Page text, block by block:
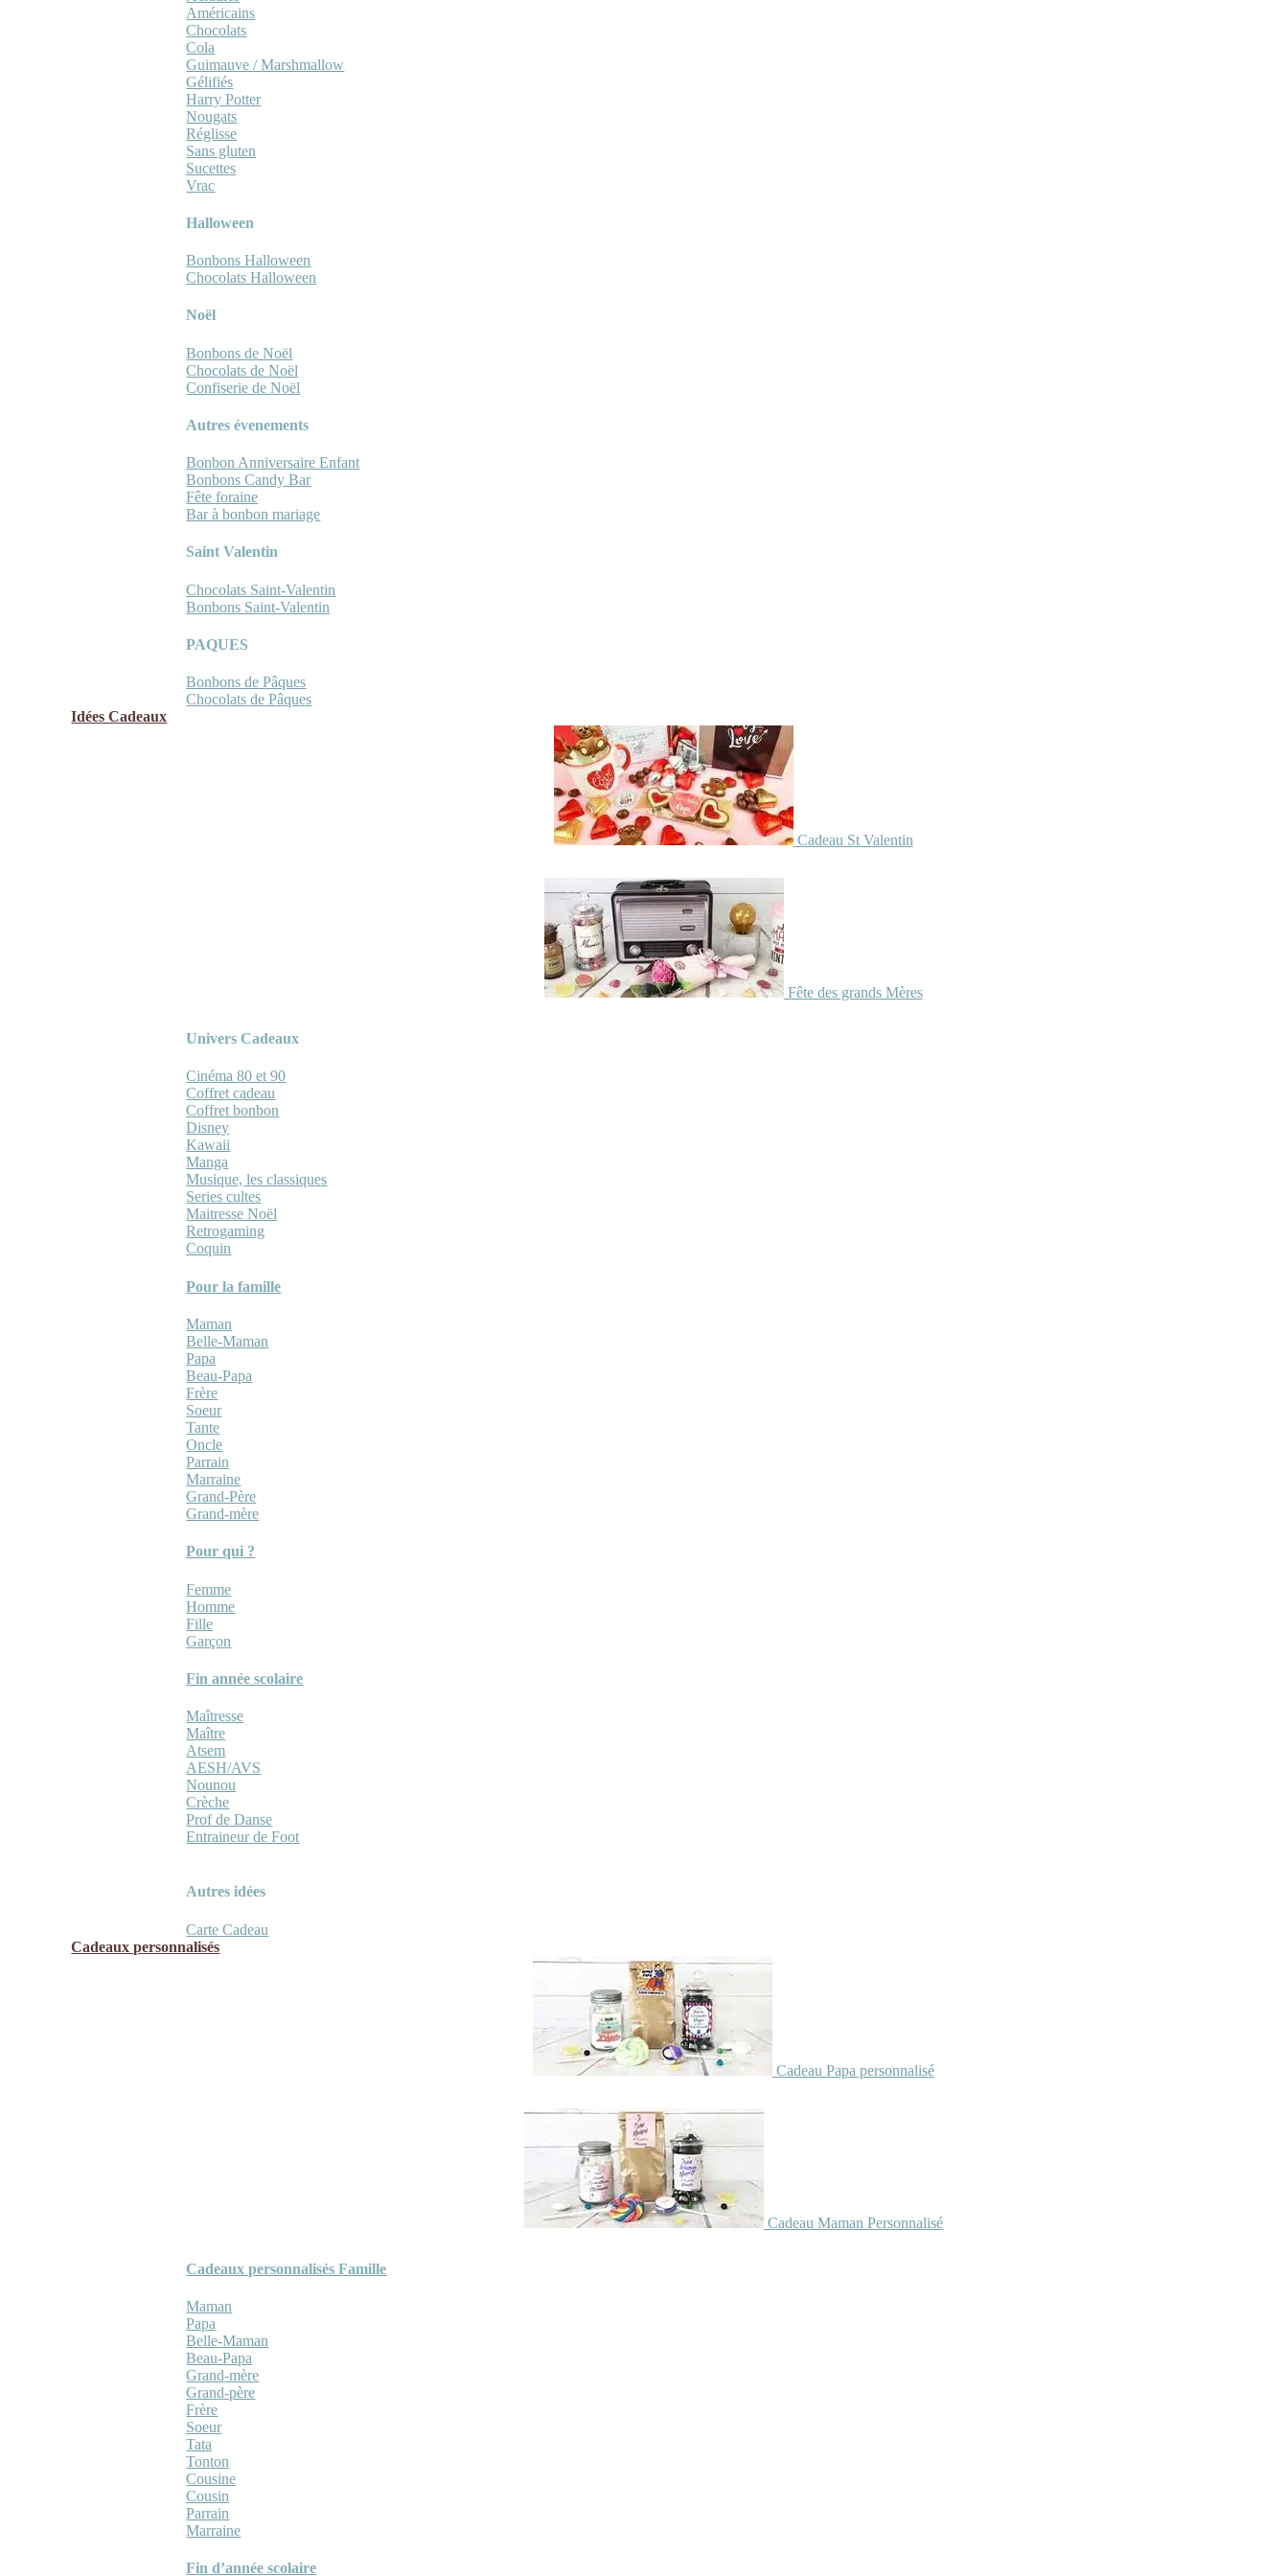
Américains
Chocolats
Cola
Guimauve / Marshmallow
Gélifiés
Harry Potter
Nougats
Réglisse
Sans gluten
Sucettes
Vrac
Halloween
Bonbons Halloween
Chocolats Halloween
Noël
Bonbons de Noël
Chocolats de Noël
Confiserie de Noël
Autres évenements
Bonbon Anniversaire Enfant
Bonbons Candy Bar
Fête foraine
Bar à bonbon mariage
Saint Valentin
Chocolats Saint-Valentin
Bonbons Saint-Valentin
PAQUES
Bonbons de Pâques
Chocolats de Pâques
Idées Cadeaux
Cadeau St Valentin
Fête des grands Mères
Univers Cadeaux
Cinéma 80 et 90
Coffret cadeau
Coffret bonbon
Disney
Kawaii
Manga
Musique, les classiques
Series cultes
Maitresse Noël
Retrogaming
Coquin
Pour la famille
Maman
Belle-Maman
Papa
Beau-Papa
Frère
Soeur
Tante
Oncle
Parrain
Marraine
Grand-Père
Grand-mère
Pour qui ?
Femme
Homme
Fille
Garçon
Fin année scolaire
Maîtresse
Maître
Atsem
AESH/AVS
Nounou
Crèche
Prof de Danse
Entraineur de Foot
Autres idées
Carte Cadeau
Cadeaux personnalisés
Cadeau Papa personnalisé
Cadeau Maman Personnalisé
Cadeaux personnalisés Famille
Maman
Papa
Belle-Maman
Beau-Papa
Grand-mère
Grand-père
Frère
Soeur
Tata
Tonton
Cousine
Cousin
Parrain
Marraine
Fin d’année scolaire